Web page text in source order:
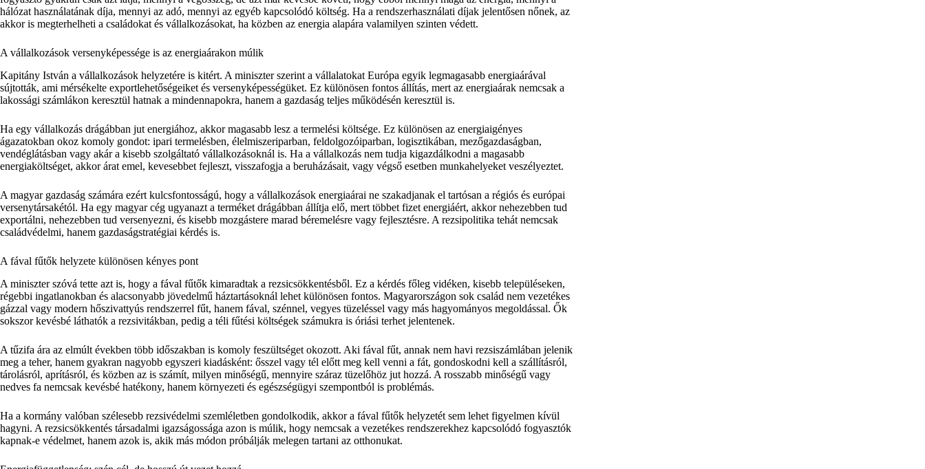
hálózat használatának díja, mennyi az adó, mennyi az egyéb kapcsolódó költség. Ha a rendszerhasználati díjak jelentősen nőnek, az
akkor is megterhelheti a családokat és vállalkozásokat, ha közben az energia alapára valamilyen szinten védett.
A vállalkozások versenyképessége is az energiaárakon múlik
Kapitány István a vállalkozások helyzetére is kitért. A miniszter szerint a vállalatokat Európa egyik legmagasabb energiaárával
sújtották, ami mérsékelte exportlehetőségeiket és versenyképességüket. Ez különösen fontos állítás, mert az energiaárak nemcsak a
lakossági számlákon keresztül hatnak a mindennapokra, hanem a gazdaság teljes működésén keresztül is.
Ha egy vállalkozás drágábban jut energiához, akkor magasabb lesz a termelési költsége. Ez különösen az energiaigényes
ágazatokban okoz komoly gondot: ipari termelésben, élelmiszeriparban, feldolgozóiparban, logisztikában, mezőgazdaságban,
vendéglátásban vagy akár a kisebb szolgáltató vállalkozásoknál is. Ha a vállalkozás nem tudja kigazdálkodni a magasabb
energiaköltséget, akkor árat emel, kevesebbet fejleszt, visszafogja a beruházásait, vagy végső esetben munkahelyeket veszélyeztet.
A magyar gazdaság számára ezért kulcsfontosságú, hogy a vállalkozások energiaárai ne szakadjanak el tartósan a régiós és európai
versenytársakétól. Ha egy magyar cég ugyanazt a terméket drágábban állítja elő, mert többet fizet energiáért, akkor nehezebben tud
exportálni, nehezebben tud versenyezni, és kisebb mozgástere marad béremelésre vagy fejlesztésre. A rezsipolitika tehát nemcsak
családvédelmi, hanem gazdaságstratégiai kérdés is.
A fával fűtők helyzete különösen kényes pont
A miniszter szóvá tette azt is, hogy a fával fűtők kimaradtak a rezsicsökkentésből. Ez a kérdés főleg vidéken, kisebb településeken,
régebbi ingatlanokban és alacsonyabb jövedelmű háztartásoknál lehet különösen fontos. Magyarországon sok család nem vezetékes
gázzal vagy modern hőszivattyús rendszerrel fűt, hanem fával, szénnel, vegyes tüzeléssel vagy más hagyományos megoldással. Ők
sokszor kevésbé láthatók a rezsivitákban, pedig a téli fűtési költségek számukra is óriási terhet jelentenek.
A tűzifa ára az elmúlt években több időszakban is komoly feszültséget okozott. Aki fával fűt, annak nem havi rezsiszámlában jelenik
meg a teher, hanem gyakran nagyobb egyszeri kiadásként: ősszel vagy tél előtt meg kell venni a fát, gondoskodni kell a szállításról,
tárolásról, aprításról, és közben az is számít, milyen minőségű, mennyire száraz tüzelőhöz jut hozzá. A rosszabb minőségű vagy
nedves fa nemcsak kevésbé hatékony, hanem környezeti és egészségügyi szempontból is problémás.
Ha a kormány valóban szélesebb rezsivédelmi szemléletben gondolkodik, akkor a fával fűtők helyzetét sem lehet figyelmen kívül
hagyni. A rezsicsökkentés társadalmi igazságossága azon is múlik, hogy nemcsak a vezetékes rendszerekhez kapcsolódó fogyasztók
kapnak-e védelmet, hanem azok is, akik más módon próbálják melegen tartani az otthonukat.